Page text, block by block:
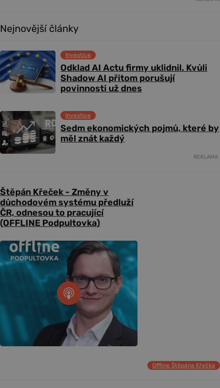
Nejnovější články
Odklad AI Actu firmy uklidnil. Kvůli
Shadow AI přitom porušují
povinnosti už dnes
Investice
Sedm ekonomických pojmů, které by
měl znát každý
Investice
REKLAMA
Štěpán Křeček - Změny v
důchodovém systému předluží
ČR, odnesou to pracující
(OFFLINE Podpultovka)
Offline Štěpána Křečka